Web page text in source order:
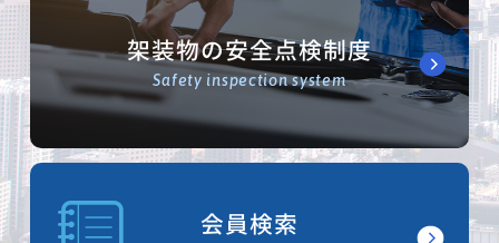
架装物の安全点検制度
Safety inspection system
会員検索